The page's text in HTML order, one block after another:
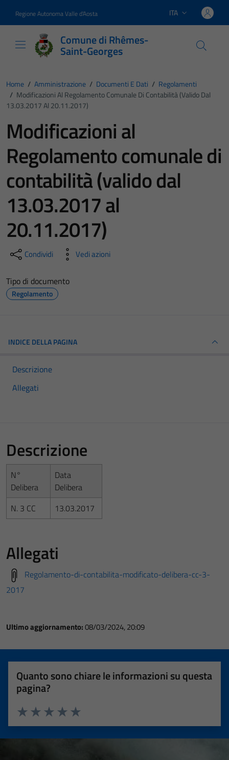
Regione Autonoma Valle d'Aosta Lingua attiva:
ITA
Comune di Rhêmes-
Saint-Georges
Home / Amministrazione / Documenti E Dati / Regolamenti
/ Modificazioni Al Regolamento Comunale Di Contabilità (valido Dal
13.03.2017 Al 20.11.2017)
Modificazioni al
Regolamento comunale di
contabilità (valido dal
13.03.2017 al
20.11.2017)
Condividi Vedi azioni
Tipo di documento
Regolamento
INDICE DELLA PAGINA
Descrizione
Allegati
Descrizione
N°
Delibera
Data
Delibera
N. 3 CC
13.03.2017
Allegati
Regolamento-di-contabilita-modificato-delibera-cc-3-
2017
Ultimo aggiornamento:08/03/2024, 20:09
Quanto sono chiare le informazioni su questa
pagina?
Valuta 5 stelle su 5
Valuta 4 stelle su 5
Valuta 3 stelle su 5
Valuta 2 stelle su 5
Valuta 1 stelle su 5